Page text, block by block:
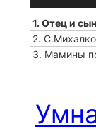
1. Отец и
2.
3. Мамины